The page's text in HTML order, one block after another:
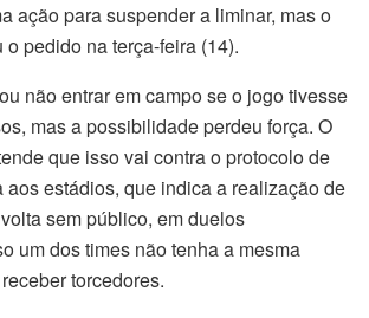
ação para suspender a liminar, mas o
pedido na terça-feira (14).
não entrar em campo se o jogo tivesse
mas a possibilidade perdeu força. O
que isso vai contra o protocolo de
aos estádios, que indica a realização de
sem público, em duelos
um dos times não tenha a mesma
torcedores.